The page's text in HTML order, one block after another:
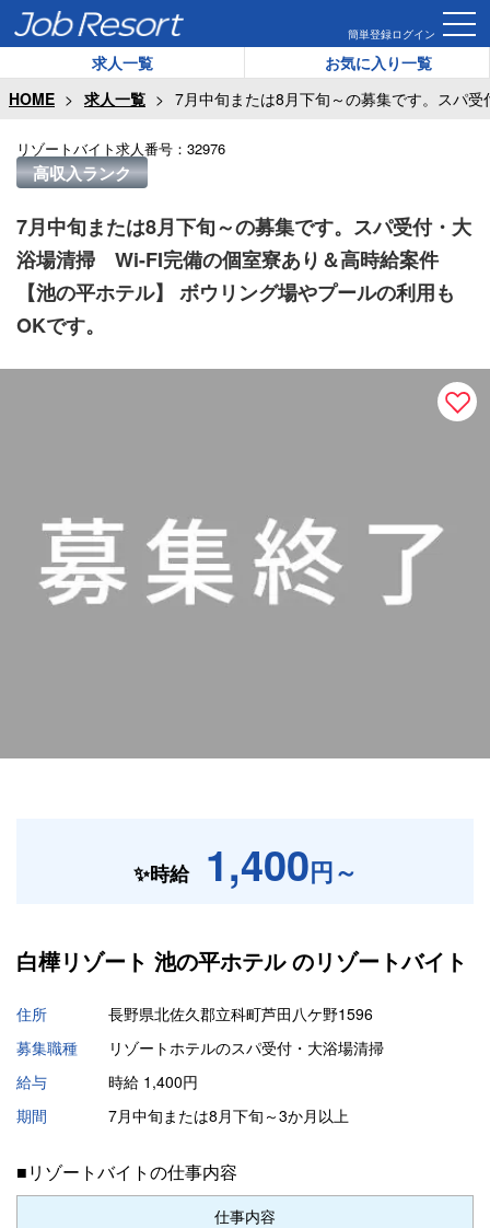
簡単登録ログイン
求人一覧
お気に入り一覧
HOME
求人一覧 7月中旬または8月下旬～の募集です。スパ
高収入ランク
リゾートバイト求人番号： 32976
7月中旬または8月下旬～の募集です。スパ受付・大
浴場清掃 Wi-FI完備の個室寮あり＆高時給案件
【池の平ホテル】 ボウリング場やプールの利用も
OKです。
✨時給 1,400円～
白樺リゾート 池の平ホテル のリゾートバイト
住所
長野県北佐久郡立科町芦田八ケ野1596
募集職種
リゾートホテルのスパ受付・大浴場清掃
給与
時給 1,400円
期間
7月中旬または8月下旬～3か月以上
■リゾートバイトの仕事内容
仕事内容